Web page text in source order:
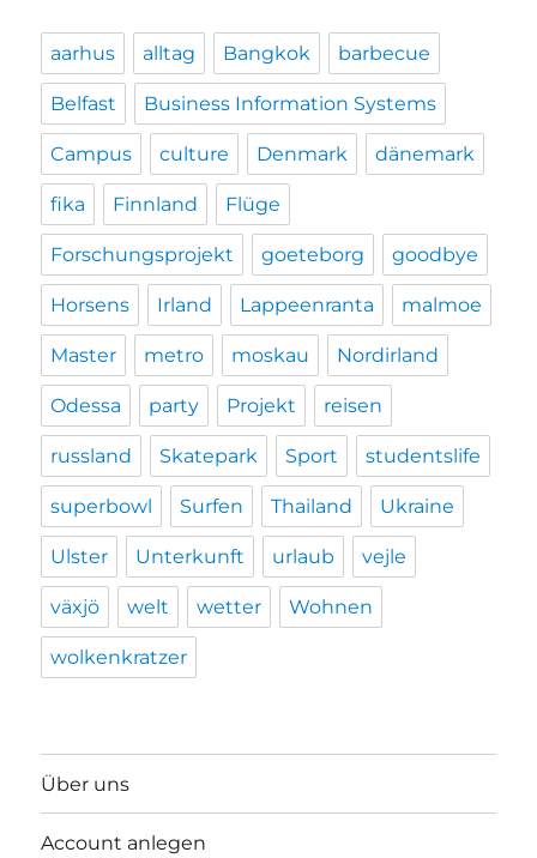
aarhus alltag Bangkok barbecue
Belfast Business Information Systems
Campus culture Denmark dänemark
fika Finnland Flüge
Forschungsprojekt goeteborg goodbye
Horsens Irland Lappeenranta malmoe
Master metro moskau Nordirland
Odessa party Projekt reisen
russland Skatepark Sport studentslife
superbowl Surfen Thailand Ukraine
Ulster Unterkunft urlaub vejle
växjö welt wetter Wohnen
wolkenkratzer
Über uns
Account anlegen